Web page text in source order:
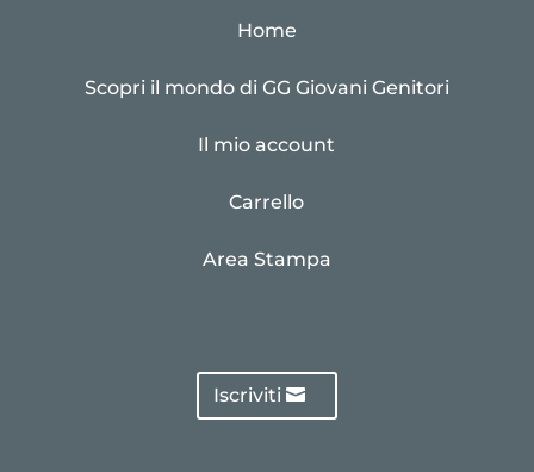
Home
Scopri il mondo di GG Giovani Genitori
Il mio account
Carrello
Area Stampa
Iscriviti